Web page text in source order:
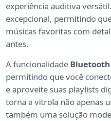
experiência auditiva
excepcional, permitindo
músicas favoritas com
antes.
A funcionalidade Bluetooth
permitindo que você
e aproveite suas playlists
torna a vitrola não apenas
também uma solução